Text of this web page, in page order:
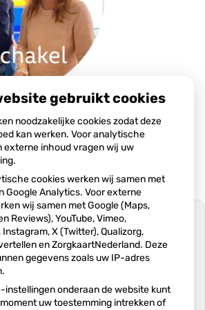
11-2024
geen toestemming gegeven
inhoud
te zien.
gebruikt cookies
noodzakelijke cookies zodat deze
kan werken. Voor analytische
externe inhoud vragen wij uw
cookies werken wij samen met
Google Analytics. Voor externe
wij samen met Google (Maps,
Reviews), YouTube, Vimeo,
Instagram, X (Twitter), Qualizorg,
en ZorgkaartNederland. Deze
gegevens zoals uw IP-adres
instellingen onderaan de website kunt
uw toestemming intrekken of